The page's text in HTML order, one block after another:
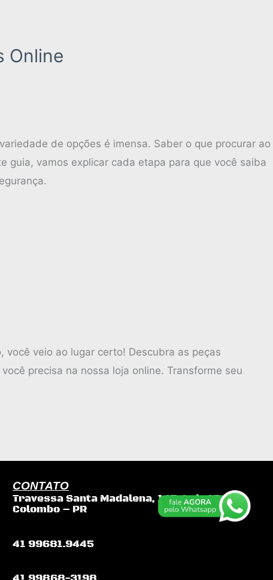
Online
de opções é imensa. Saber o que procurar ao
guia, vamos explicar cada etapa para que você saiba
veio ao lugar certo! Descubra as peças
precisa na nossa loja online. Transforme seu
CONTATO
Travessa Santa Madalena, 145, Loja 17,
Colombo – PR
41 99681.9445